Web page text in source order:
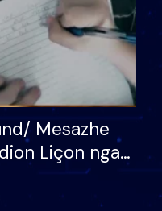
Mesazhe
Liçon nga
moderatori
meritoj…